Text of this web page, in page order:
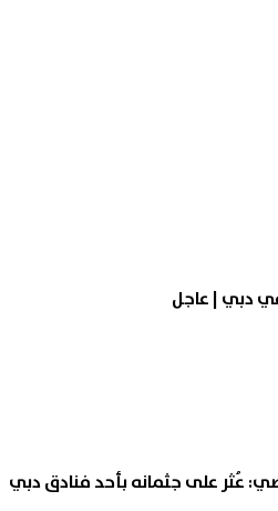
دبي | عاجل
عُثر على جثمانه بأحد فنادق دبي